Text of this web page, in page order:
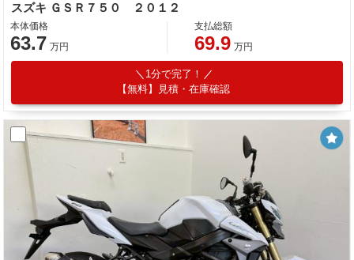
スズキ ＧＳＲ７５０ ２０１２
本体価格
63.7 万円
支払総額
69.9 万円
1分で完了！
【無料】見積・在庫確認